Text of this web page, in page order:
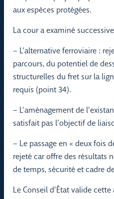
aux espèces protégées.
La cour a examiné
– L’alternative ferroviaire :
parcours, du potentiel de
structurelles du fret sur la
requis (point 34).
– L’aménagement de
satisfait pas l’objectif de
– Le passage en « deux fois
rejeté car offre des résultats
de temps, sécurité et cadre
Le Conseil d’État valide